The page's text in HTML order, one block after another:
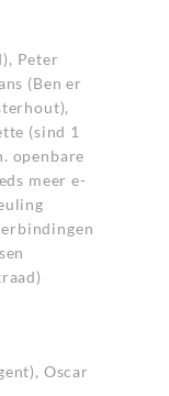
Peter
(Ben er
(sind 1
openbare
meer e-
Oscar